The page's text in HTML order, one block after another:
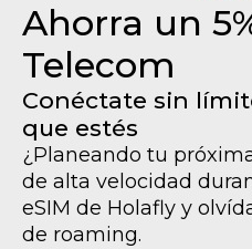
Ahorra un
Telecom
Conéctate sin
que estés
¿Planeando tu
de alta velocidad
eSIM de Holafly y
de roaming.